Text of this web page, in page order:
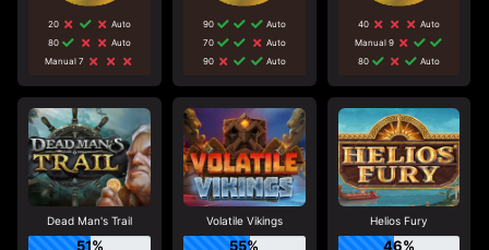
20
Auto
80
Auto
Manual 7
90
Auto
70
Auto
90
Auto
40
Auto
Manual 9
80
Auto
Dead Man's Trail
51%
Volatile Vikings
55%
Helios Fury
46%